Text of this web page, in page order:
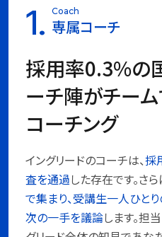
1. Coach
専属コーチ
採用率0.3%の
ーチ陣がチー
コーチング
イングリードのコーチは、採
査を通過 した存在です。さら
で集まり、受講生一人ひとり
次の一手を議論します。担